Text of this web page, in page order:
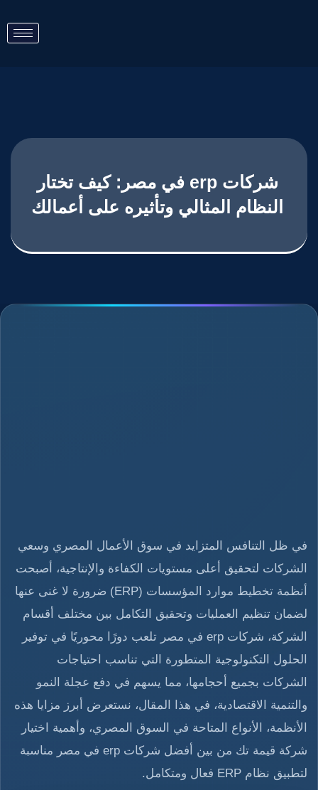
شركات erp في مصر: كيف تختار
النظام المثالي وتأثيره على أعمالك
في ظل التنافس المتزايد في سوق الأعمال المصري وسعي
الشركات لتحقيق أعلى مستويات الكفاءة والإنتاجية، أصبحت
أنظمة تخطيط موارد المؤسسات (ERP) ضرورة لا غنى عنها
لضمان تنظيم العمليات وتحقيق التكامل بين مختلف أقسام
الشركة، شركات erp في مصر تلعب دورًا محوريًا في توفير
الحلول التكنولوجية المتطورة التي تناسب احتياجات
الشركات بجميع أحجامها، مما يسهم في دفع عجلة النمو
والتنمية الاقتصادية، في هذا المقال، نستعرض أبرز مزايا هذه
الأنظمة، الأنواع المتاحة في السوق المصري، وأهمية اختيار
شركة قيمة تك من بين أفضل شركات erp في مصر مناسبة
لتطبيق نظام ERP فعال ومتكامل.